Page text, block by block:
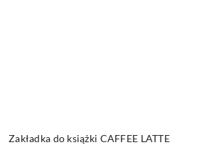
Zakładka do książki CAFFEE LATTE